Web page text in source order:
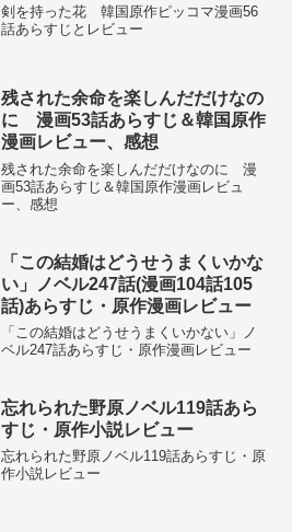
剣を持った花 韓国原作ピッコマ漫画56
話あらすじとレビュー
残された余命を楽しんだだけなの
に 漫画53話あらすじ＆韓国原作
漫画レビュー、感想
残された余命を楽しんだだけなのに 漫
画53話あらすじ＆韓国原作漫画レビュ
ー、感想
「この結婚はどうせうまくいかな
い」ノベル247話(漫画104話105
話)あらすじ・原作漫画レビュー
「この結婚はどうせうまくいかない」ノ
ベル247話あらすじ・原作漫画レビュー
忘れられた野原ノベル119話あら
すじ・原作小説レビュー
忘れられた野原ノベル119話あらすじ・原
作小説レビュー